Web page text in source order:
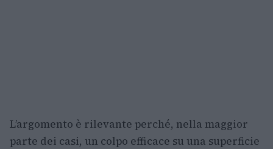
L’argomento è rilevante perché, nella maggior
parte dei casi, un colpo efficace su una superficie